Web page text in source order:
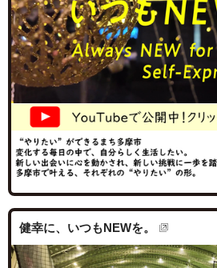
健幸に、いつもNEWを。